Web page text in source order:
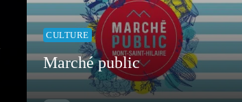
CULTURE
Marché public